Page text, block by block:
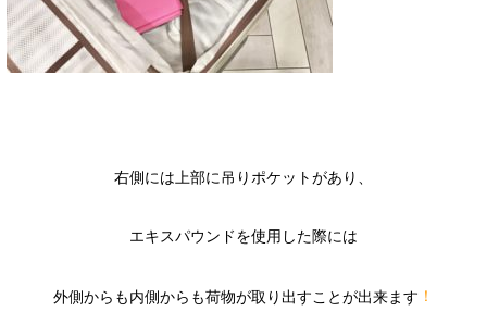
右側には上部に吊りポケットがあり、
エキスパウンドを使用した際には
外側からも内側からも荷物が取り出すことが出来ます ！